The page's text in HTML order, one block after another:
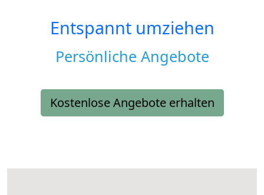
Entspannt umziehen
Persönliche Angebote
Kostenlose Angebote erhalten